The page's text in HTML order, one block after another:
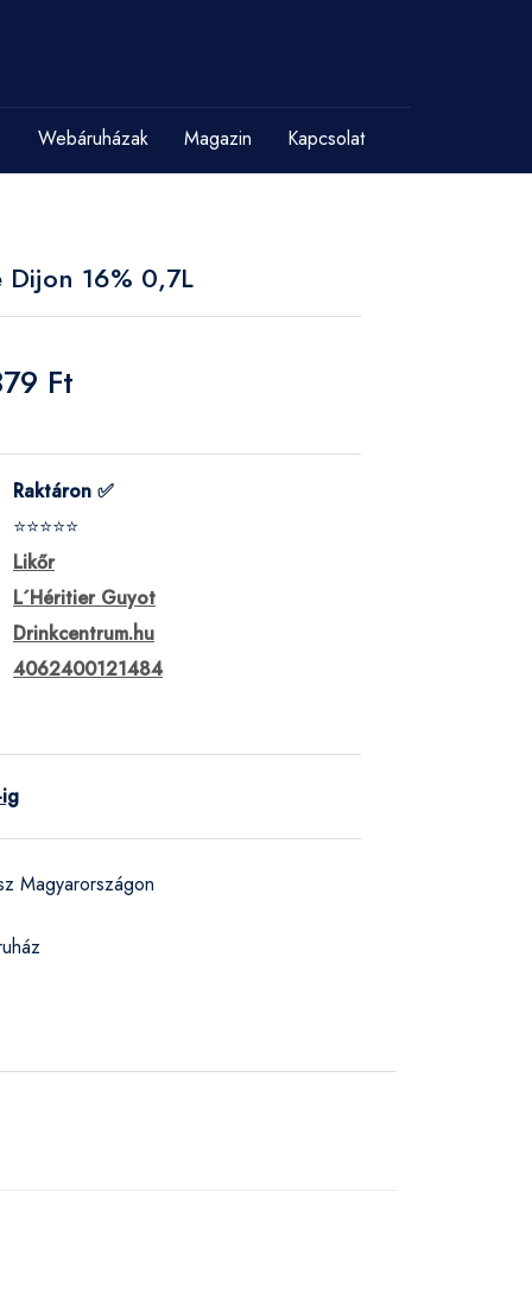
Webáruházak Magazin Kapcsolat
Dijon 16% 0,7L
Ft
Raktáron ✅
⭐⭐⭐⭐⭐
Likőr
L´Héritier Guyot
Drinkcentrum.hu
4062400121484
Magyarországon